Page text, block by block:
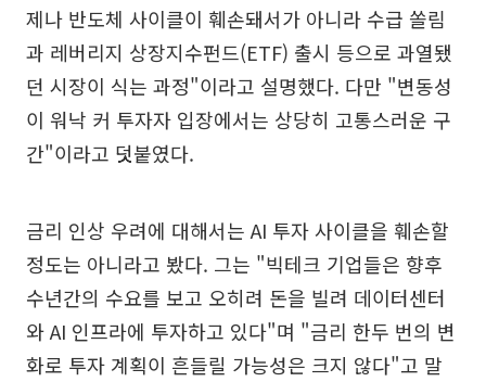
제나 반도체 사이클이 훼손돼서가 아니라 수급 쏠림
과 레버리지 상장지수펀드(ETF) 출시 등으로 과열됐
던 시장이 식는 과정"이라고 설명했다. 다만 "변동성
이 워낙 커 투자자 입장에서는 상당히 고통스러운 구
간"이라고 덧붙였다.
금리 인상 우려에 대해서는 AI 투자 사이클을 훼손할
정도는 아니라고 봤다. 그는 "빅테크 기업들은 향후
수년간의 수요를 보고 오히려 돈을 빌려 데이터센터
와 AI 인프라에 투자하고 있다"며 "금리 한두 번의 변
화로 투자 계획이 흔들릴 가능성은 크지 않다"고 말